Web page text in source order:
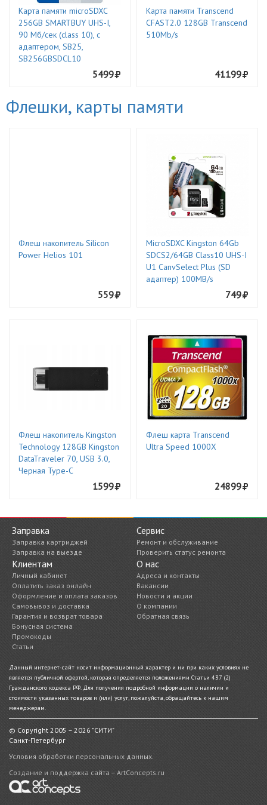
Карта памяти microSDXC
256GB SMARTBUY UHS-I,
90 Мб/сек (class 10), с
адаптером, SB25,
SB256GBSDCL10
5499
Карта памяти Transcend
CFAST2.0 128GB Transcend
510Mb/s
41199
Флешки, карты памяти
Флеш накопитель Silicon
Power Helios 101
559
MicroSDXC Kingston 64Gb
SDCS2/64GB Class10 UHS-I
U1 CanvSelect Plus (SD
адаптер) 100MB/s
749
Флеш накопитель Kingston
Technology 128GB Kingston
DataTraveler 70, USB 3.0,
Черная Type-C
1599
Флеш карта Transcend
Ultra Speed 1000X
24899
Заправка
Заправка картриджей
Заправка на выезде
Сервис
Ремонт и обслуживание
Проверить статус ремонта
Клиентам
Личный кабинет
Оплатить заказ онлайн
Оформление и оплата заказов
Самовывоз и доставка
Гарантия и возврат товара
Бонусная система
Промокоды
Статьи
О нас
Адреса и контакты
Вакансии
Новости и акции
О компании
Обратная связь
Данный интернет-сайт носит информационный характер и ни при каких условиях не
является публичной офертой, которая определяется положениями Статьи 437 (2)
Гражданского кодекса РФ. Для получения подробной информации о наличии и
стоимости указанных товаров и (или) услуг, пожалуйста, обращайтесь к нашим
менеджерам.
© Copyright 2005 – 2026 "СИТИ"
Санкт-Петербург
Условия обработки персональных данных.
Создание и поддержка сайта – ArtConcepts.ru